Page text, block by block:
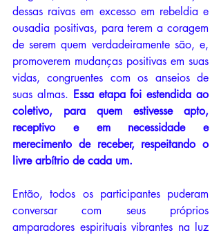
dessas raivas em excesso em rebeldia e
ousadia positivas, para terem a coragem
de serem quem verdadeiramente são, e,
promoverem mudanças positivas em suas
vidas, congruentes com os anseios de
suas almas. Essa etapa foi estendida ao
coletivo, para quem estivesse apto,
receptivo e em necessidade e
merecimento de receber, respeitando o
livre arbítrio de cada um.
Então, todos os participantes puderam
conversar com seus próprios
amparadores espirituais vibrantes na luz